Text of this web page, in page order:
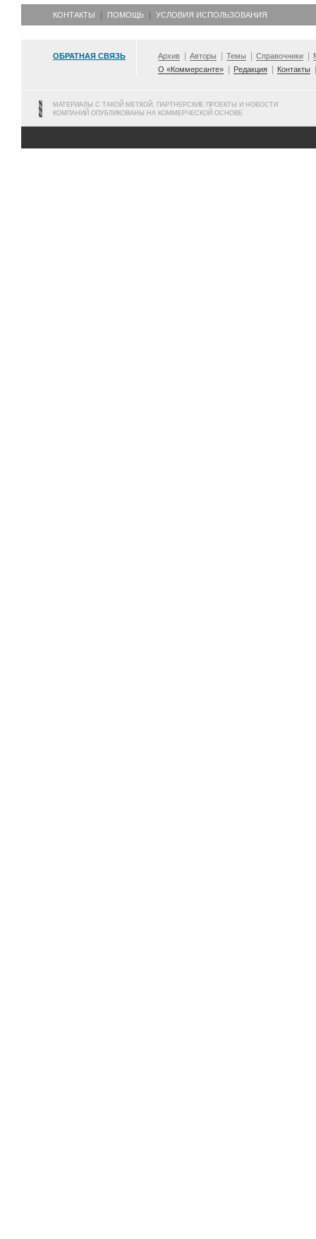
КОНТАКТЫ ПОМОЩЬ УСЛОВИЯ ИСПОЛЬЗОВАНИЯ
ОБРАТНАЯ СВЯЗЬ Архив Авторы Темы Справочники
О «Коммерсанте»
Редакция Контакты
МАТЕРИАЛЫ С ТАКОЙ МЕТКОЙ, ПАРТНЕРСКИЕ ПРОЕКТЫ И НОВОСТИ
КОМПАНИЙ ОПУБЛИКОВАНЫ НА КОММЕРЧЕСКОЙ ОСНОВЕ